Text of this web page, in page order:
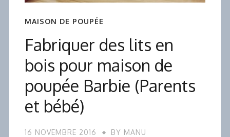
MAISON DE POUPÉE
Fabriquer des lits en
bois pour maison de
poupée Barbie (Parents
et bébé)
16 NOVEMBRE 2016 BY MANU